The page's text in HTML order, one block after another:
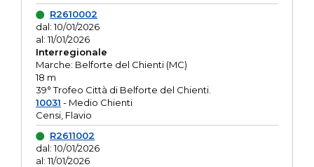
R2610002
dal: 10/01/2026
al: 11/01/2026
Interregionale
Marche: Belforte del Chienti (MC)
18 m
39° Trofeo Città di Belforte del Chienti.
10031 - Medio Chienti
Censi, Flavio
R2611002
dal: 10/01/2026
al: 11/01/2026